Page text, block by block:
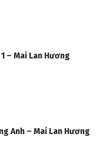
– Mai Lan Hương
Anh – Mai Lan Hương